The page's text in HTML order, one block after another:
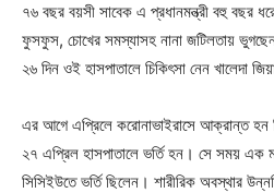
৭৬ বছর বয়সী সাবেক এ প্রধানমন্ত্রী বহু বছর
ফুসফুস, চোখের সমস্যাসহ নানা জটিলতায়
২৬ দিন ওই হাসপাতালে চিকিৎসা নেন খালেদা
এর আগে এপ্রিলে করোনাভাইরাসে আক্রান্ত হন
২৭ এপ্রিল হাসপাতালে ভর্তি হন। সে সময় এক
সিসিইউতে ভর্তি ছিলেন। শারীরিক অবস্থার